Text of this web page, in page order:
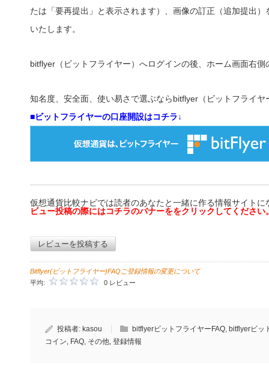
たは「要再提出」と表示されます）、画像の訂正（追加提出
いたします。
bitflyer（ビットフライヤー）へログインの後、ホーム画面右
知名度、安全面、使い易さで選ぶならbitflyer（ビットフライヤ
■ビットフライヤーの口座開設はコチラ↓
仮想通貨比較ナビでは読者のあなたと一緒に作る情報サイト
ビュー投稿の際にはコチラのバナーををクリックしてください
レビューを投稿する
Bitflyer(ビットフライヤー)FAQご登録情報の変更について
平均:
0 レビュー
投稿者: kasou bitflyerビットフライヤーFAQ, bitflyerビッ
コイン, FAQ, その他, 登録情報